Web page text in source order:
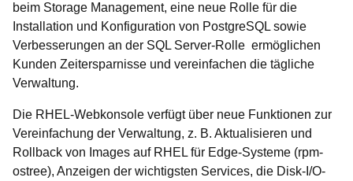
beim Storage Management, eine neue Rolle für die
Installation und Konfiguration von PostgreSQL sowie
Verbesserungen an der SQL Server-Rolle ermöglichen
Kunden Zeitersparnisse und vereinfachen die tägliche
Verwaltung.
Die RHEL-Webkonsole verfügt über neue Funktionen zur
Vereinfachung der Verwaltung, z. B. Aktualisieren und
Rollback von Images auf RHEL für Edge-Systeme (rpm-
ostree), Anzeigen der wichtigsten Services, die Disk-I/O-